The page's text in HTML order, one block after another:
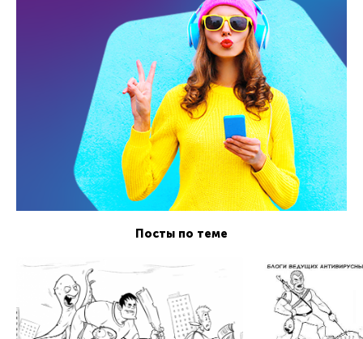
Посты по теме